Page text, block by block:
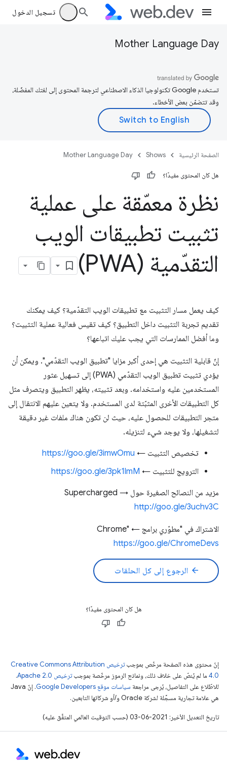
تسجيل الدخول
Mother Language Day
تستخدم Google تكنولوجيا الذكاء الاصطناعي لترجمة المحتوى إلى لغتك المفضّلة،
وقد تتضمّن بعض الأخطاء.
الصفحة الرئيسية Shows
Mother Language Day
هل كان المحتوى مفيدًا؟
نظرة معمّقة على عملية
تثبيت تطبيقات الويب
التقدّمية (PWA)
كيف يعمل مسار التثبيت مع تطبيقات الويب التقدّمية؟ كيف يمكنك
تقديم تجربة التثبيت داخل التطبيق؟ كيف تقيس فعالية عملية التثبيت؟
وما أفضل الممارسات التي يجب عليك اتباعها؟
إنّ قابلية التثبيت هي إحدى أكبر مزايا "تطبيق الويب التقدّمي". ويمكن أن
يؤدي تثبيت تطبيق الويب التقدّمي (PWA) إلى تسهيل عثور
المستخدمين عليه واستخدامه. وبعد تثبيته، يظهر التطبيق ويتصرف مثل
كل التطبيقات الأخرى المثبّتة لدى المستخدم. ولا يتعين عليهم الانتقال إلى
متجر التطبيقات للحصول عليه، حيث لن تكون هناك ملفات غير دقيقة
لتشغيلها، ولا يوجد شيء لتنزيله.
تخصيص التثبيت ← https://goo.gle/3imwOmu
الترويج للتثبيت ← https://goo.gle/3pk1lmM
مزيد من النصائح الصغيرة حول Supercharged →
http://goo.gle/3uchv3C
الاشتراك في "مطوّري برامج Chrome" ←
https://goo.gle/ChromeDevs
arrow_back الرجوع إلى كل الحلقات
هل كان المحتوى مفيدًا؟
إنّ محتوى هذه الصفحة مرخّص بموجب
ترخيص Creative Commons Attribution
4.0‏ ما لم يُنصّ على خلاف ذلك، ونماذج الرموز مرخّصة بموجبترخيص Apache 2.0‏
.
للاطّلاع على التفاصيل، يُرجى مراجعة سياسات موقع Google Developers‏
. إنّ Java
هي علامة تجارية مسجَّلة لشركة Oracle و/أو شركائها التابعين.
تاريخ التعديل الأخير: 2021-06-03 (حسب التوقيت العالمي المتفَّق عليه)